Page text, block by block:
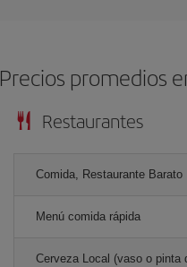
Precios promedios
Restaurantes
Comida, Restaurante Barato
Menú comida rápida
Cerveza Local (vaso o pinta